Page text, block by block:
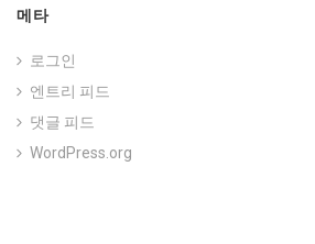
메타
로그인
엔트리 피드
댓글 피드
WordPress.org